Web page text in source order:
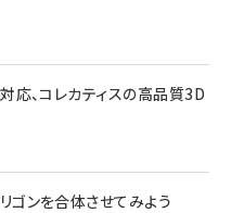
、コレカティスの高品質3D
ゴンを合体させてみよう